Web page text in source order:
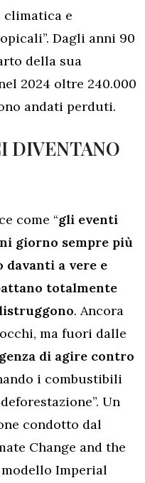
climatica e
Dagli anni 90
della sua
2024 oltre 240.000
andati perduti.
DIVENTANO
come “gli eventi
giorno sempre più
davanti a vere e
totalmente
. Ancora
ma fuori dalle
di agire contro
i combustibili
Un
condotto dal
Change and the
Imperial